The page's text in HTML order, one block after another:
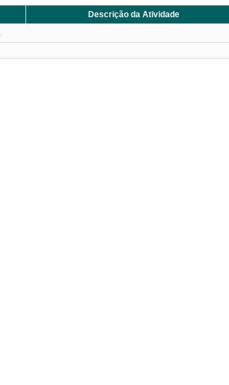
Descrição da Atividade